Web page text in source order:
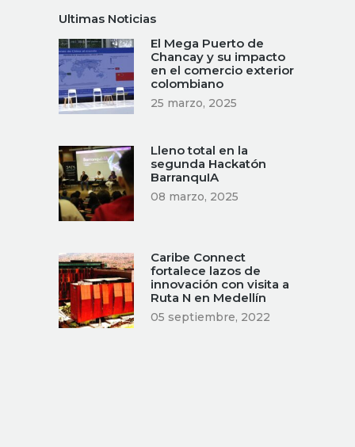
Ultimas Noticias
El Mega Puerto de
Chancay y su impacto
en el comercio exterior
colombiano
25 marzo, 2025
Lleno total en la
segunda Hackatón
BarranquIA
08 marzo, 2025
Caribe Connect
fortalece lazos de
innovación con visita a
Ruta N en Medellín
05 septiembre, 2022